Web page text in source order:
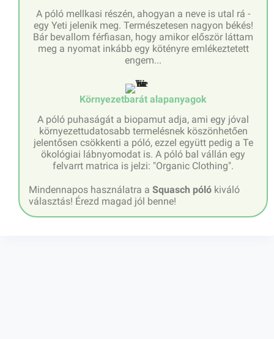
A póló mellkasi részén, ahogyan a neve is utal rá -
egy Yeti jelenik meg. Természetesen nagyon békés!
Bár bevallom férfiasan, hogy amikor először láttam
meg a nyomat inkább egy kötényre emlékeztetett
engem...
Környezetbarát alapanyagok
A póló puhaságát a biopamut adja, ami egy jóval
környezettudatosabb termelésnek köszönhetően
jelentősen csökkenti a póló, ezzel együtt pedig a Te
ökológiai lábnyomodat is. A póló bal vállán egy
felvarrt matrica is jelzi: "Organic Clothing".
Mindennapos használatra a Squasch póló kiváló
választás! Érezd magad jól benne!